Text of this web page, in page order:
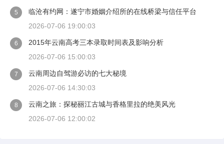
5
临沧有约网：遂宁市婚姻介绍所的在线桥梁与信任平台
2026-07-06 19:00:03
6
2015年云南高考三本录取时间表及影响分析
2026-07-06 15:00:03
7
云南周边自驾游必访的七大秘境
2026-07-06 14:30:03
8
云南之旅：探秘丽江古城与香格里拉的绝美风光
2026-07-06 12:00:02